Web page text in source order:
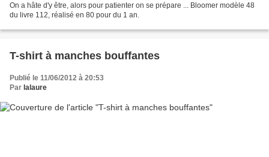
On a hâte d'y être, alors pour patienter on se prépare ... Bloomer modèle 48
du livre 112, réalisé en 80 pour du 1 an.
T-shirt à manches bouffantes
Publié le 11/06/2012 à 20:53
Par lalaure